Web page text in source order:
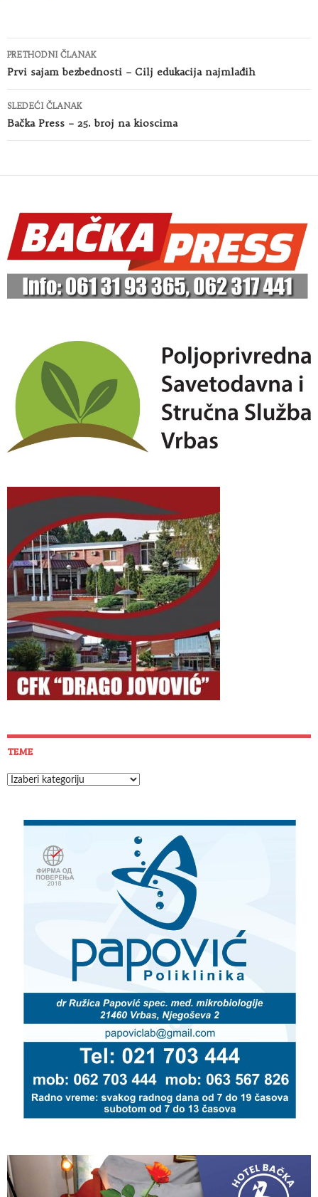
Kretanje
članaka
PRETHODNI ČLANAK
Prvi sajam bezbednosti – Cilj edukacija najmlađih
SLEDEĆI ČLANAK
Bačka Press – 25. broj na kioscima
TEME
Teme